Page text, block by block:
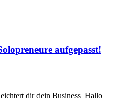
aufgepasst!
dir dein Business Hallo